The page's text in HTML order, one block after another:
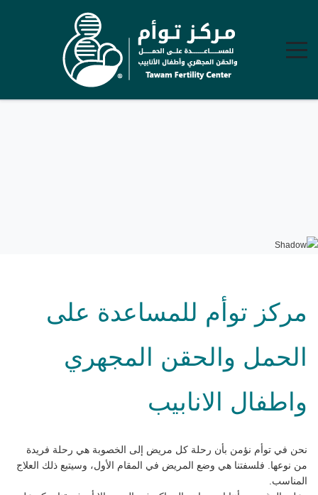
مركز توأم للمساعدة على
الحمل والحقن المجهري
واطفال الانابيب
نحن في توأم نؤمن بأن رحلة كل مريض إلى الخصوبة هي رحلة فريدة
من نوعها. فلسفتنا هي وضع المريض في المقام الأول، وسيتبع ذلك العلاج
المناسب.